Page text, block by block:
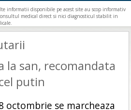
informatii disponibile pe acest site au scop informativ
medical direct si nici diagnosticul stabilit in
la san, recomandata
putin
octombrie se marcheaza